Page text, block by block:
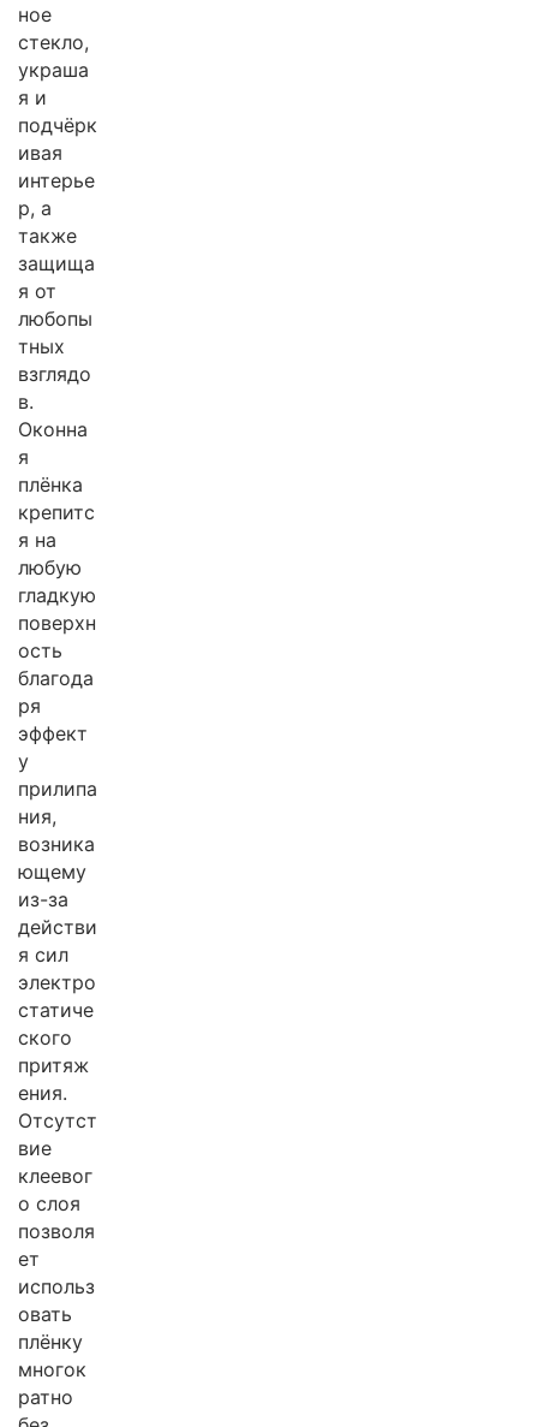
ное
стекло,
украша
я и
подчёрк
ивая
интерье
р, а
также
защища
я от
любопы
тных
взглядо
в.
Оконна
я
плёнка
крепитс
я на
любую
гладкую
поверхн
ость
благода
ря
эффект
у
прилипа
ния,
возника
ющему
из-за
действи
я сил
электро
статиче
ского
притяж
ения.
Отсутст
вие
клеевог
о слоя
позволя
ет
использ
овать
плёнку
многок
ратно